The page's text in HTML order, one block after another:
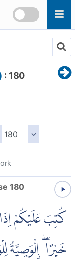
: 180
180
كُتِبَ عَلَيْكُمْ
خَيْرًا ۖ ۨالْوَصِيَّةُ